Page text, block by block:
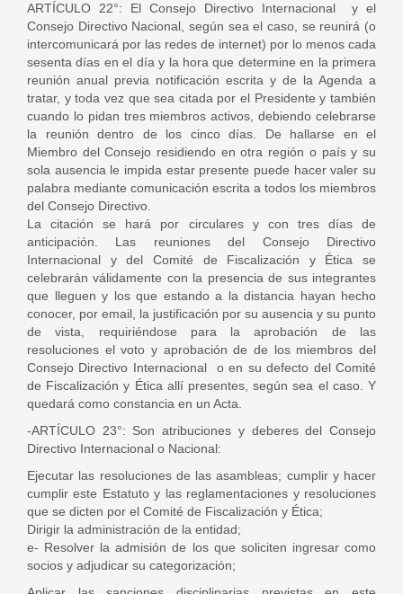
ARTÍCULO 22°: El Consejo Directivo Internacional y el
Consejo Directivo Nacional, según sea el caso, se reunirá (o
intercomunicará por las redes de internet) por lo menos cada
sesenta días en el día y la hora que determine en la primera
reunión anual previa notificación escrita y de la Agenda a
tratar, y toda vez que sea citada por el Presidente y también
cuando lo pidan tres miembros activos, debiendo celebrarse
la reunión dentro de los cinco días. De hallarse en el
Miembro del Consejo residiendo en otra región o país y su
sola ausencia le impida estar presente puede hacer valer su
palabra mediante comunicación escrita a todos los miembros
del Consejo Directivo.
La citación se hará por circulares y con tres días de
anticipación. Las reuniones del Consejo Directivo
Internacional y del Comité de Fiscalización y Ética se
celebrarán válidamente con la presencia de sus integrantes
que lleguen y los que estando a la distancia hayan hecho
conocer, por email, la justificación por su ausencia y su punto
de vista, requiriéndose para la aprobación de las
resoluciones el voto y aprobación de de los miembros del
Consejo Directivo Internacional o en su defecto del Comité
de Fiscalización y Ética allí presentes, según sea el caso. Y
quedará como constancia en un Acta.
-ARTÍCULO 23°: Son atribuciones y deberes del Consejo
Directivo Internacional o Nacional:
Ejecutar las resoluciones de las asambleas; cumplir y hacer
cumplir este Estatuto y las reglamentaciones y resoluciones
que se dicten por el Comité de Fiscalización y Ética;
Dirigir la administración de la entidad;
e- Resolver la admisión de los que soliciten ingresar como
socios y adjudicar su categorización;